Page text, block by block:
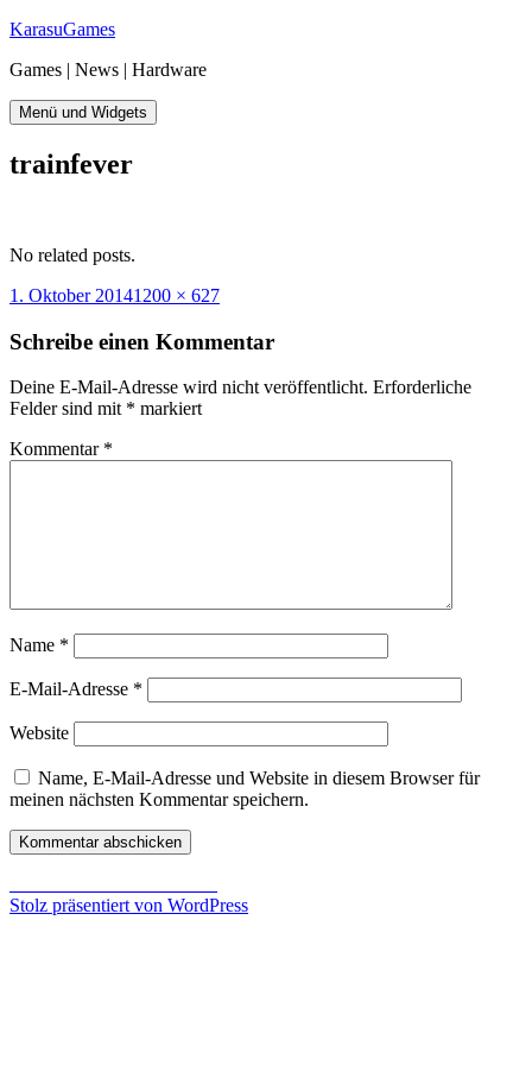
Zum
springen
KarasuGames
Games | News | Hardware
Menü und Widgets
trainfever
No related posts.
Veröffentlicht
1. Oktober 2014Originalgröße
1200 × 627
Schreibe einen Kommentar
Deine E-Mail-Adresse wird nicht veröffentlicht. Erforderliche
Felder sind mit * markiert
Kommentar *
Name *
E-Mail-Adresse *
Website
Name, E-Mail-Adresse und Website in diesem Browser für
meinen nächsten Kommentar speichern.
Beitragsnavigation
Stolz präsentiert von WordPress